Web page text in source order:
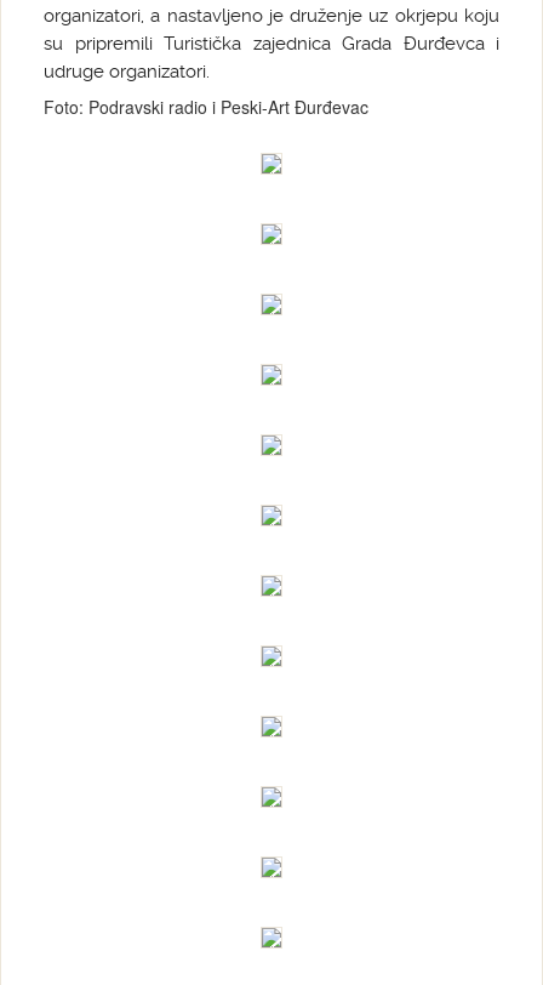
organizatori, a nastavljeno je druženje uz okrjepu koju
su pripremili Turistička zajednica Grada Đurđevca i
udruge organizatori.
Foto: Podravski radio i Peski-Art Đurđevac